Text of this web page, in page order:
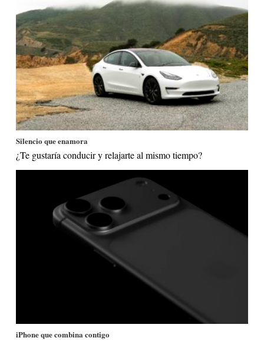
Silencio que enamora
¿Te gustaría conducir y relajarte al mismo tiempo?
iPhone que combina contigo